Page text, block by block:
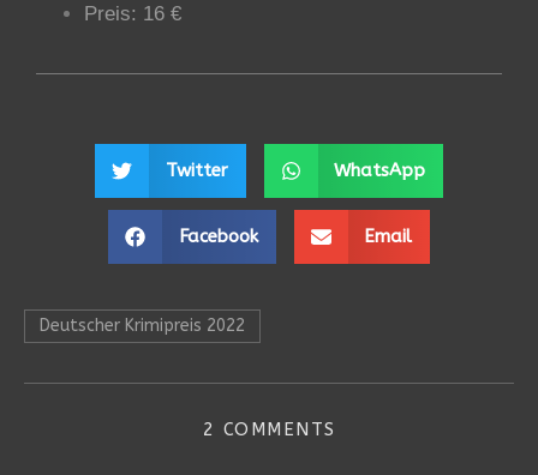
Preis: 16 €
Twitter WhatsApp
Facebook Email
Deutscher Krimipreis 2022
2 COMMENTS